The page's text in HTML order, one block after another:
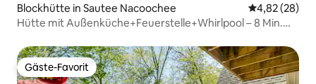
Blockhütte in Sautee Nacoochee
4,82 (28)
Hütte mit Außenküche+Feuerstelle+Whirlpool – 8 Min.
Gäste-Favorit
Gäste-Favorit